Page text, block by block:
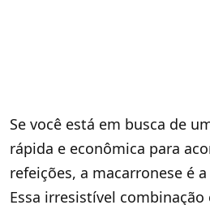
Se você está em busca de
rápida e econômica para
refeições, a macarronese é
Essa irresistível